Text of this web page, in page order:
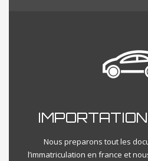
Nous preparons tout les
l’immatriculation en france et